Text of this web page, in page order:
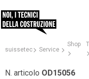
suissetec Service
Shop
N. articolo OD15056